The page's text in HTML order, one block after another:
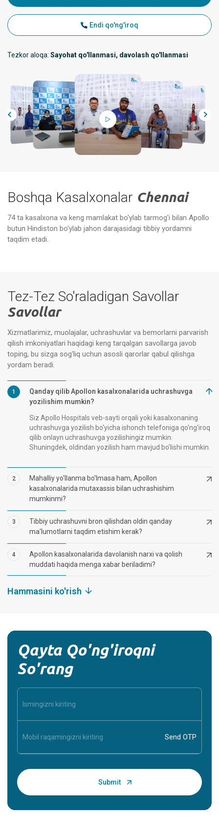
Endi qo'ng'iroq
Tezkor aloqa: Sayohat qo'llanmasi, davolash qo'llanmasi
Boshqa Kasalxonalar Chennai
74 ta kasalxona va keng mamlakat bo'ylab tarmog'i bilan Apollo
butun Hindiston bo'ylab jahon darajasidagi tibbiy yordamni
taqdim etadi.
Apollon ixtisoslashtirilgan
kasalxonalari, Vanagaram, Chennay
Tez-Tez So'raladigan Savollar
Savollar
Xizmatlarimiz, muolajalar, uchrashuvlar va bemorlarni parvarish
qilish imkoniyatlari haqidagi keng tarqalgan savollarga javob
toping, bu sizga sog'liq uchun asosli qarorlar qabul qilishga
yordam beradi.
1
Qanday qilib Apollon kasalxonalarida uchrashuvga
yozilishim mumkin?
Siz Apollo Hospitals veb-sayti orqali yoki kasalxonaning
uchrashuvga yozilish bo'yicha ishonch telefoniga qo'ng'iroq
qilib onlayn uchrashuvga yozilishingiz mumkin.
Shuningdek, oldindan yozilish ham mavjud bo'lishi mumkin.
2
Mahalliy yo'llanma bo'lmasa ham, Apollon
kasalxonalarida mutaxassis bilan uchrashishim
mumkinmi?
3
Tibbiy uchrashuvni bron qilishdan oldin qanday
ma'lumotlarni taqdim etishim kerak?
4
Apollon kasalxonalarida davolanish narxi va qolish
muddati haqida menga xabar beriladimi?
Hammasini ko'rish
Qayta Qo'ng'iroqni
So'rang